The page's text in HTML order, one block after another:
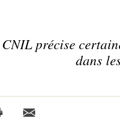
précise
dans